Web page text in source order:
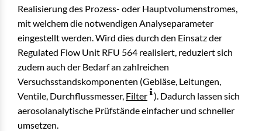
Realisierung des Prozess- oder Hauptvolumenstromes,
mit welchem die notwendigen Analyseparameter
eingestellt werden. Wird dies durch den Einsatz der
Regulated Flow Unit RFU 564 realisiert, reduziert sich
zudem auch der Bedarf an zahlreichen
Versuchsstandskomponenten (Gebläse, Leitungen,
Ventile, Durchflussmesser, Filter ). Dadurch lassen sich
aerosolanalytische Prüfstände einfacher und schneller
umsetzen.